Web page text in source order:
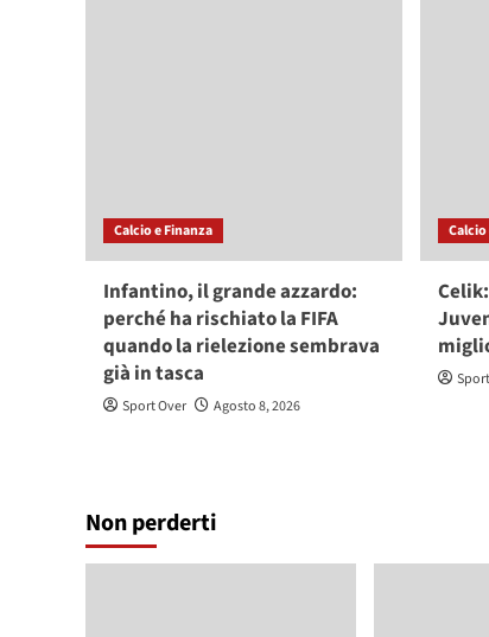
Calcio e Finanza
Infantino, il grande azzardo:
perché ha rischiato la FIFA
quando la rielezione sembrava
già in tasca
Sport Over Agosto 8, 2026
Non perderti